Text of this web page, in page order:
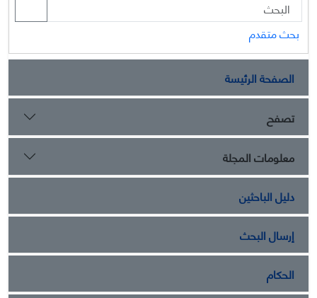
بحث متقدم
الصفحة الرئيسة
تصفح
معلومات المجلة
دليل الباحثين
إرسال البحث
الحكام